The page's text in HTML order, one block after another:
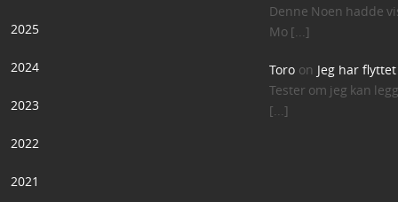
2025
2024
2023
2022
2021
Denne Noen hadde
Mo [...]
Toro on Jeg har
Tester om jeg kan
[...]